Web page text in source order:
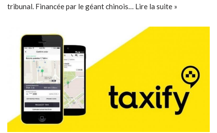
tribunal. Financée par le géant chinois… Lire la suite »